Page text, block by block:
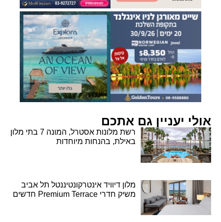
אולי יעניין גם אתכם
רשת מלונות אסטרל, המונה 7 בתי מלון
באילת, בהנחות מיוחדות
מלון דיוויד אינטרקונטיננטל תל אביב
משיק חדרי Premium Terrace חדשים